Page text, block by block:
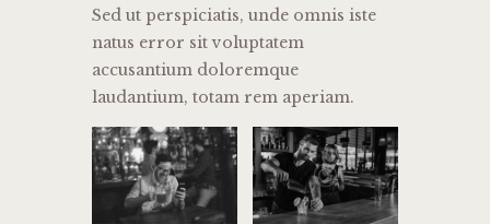
Sed ut perspiciatis, unde omnis iste
natus error sit voluptatem
accusantium doloremque
laudantium, totam rem aperiam.